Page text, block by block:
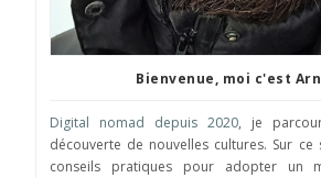
Bienvenue, moi c'est
Digital nomad depuis 2020, je
découverte de nouvelles cultures. Sur
conseils pratiques pour adopter un